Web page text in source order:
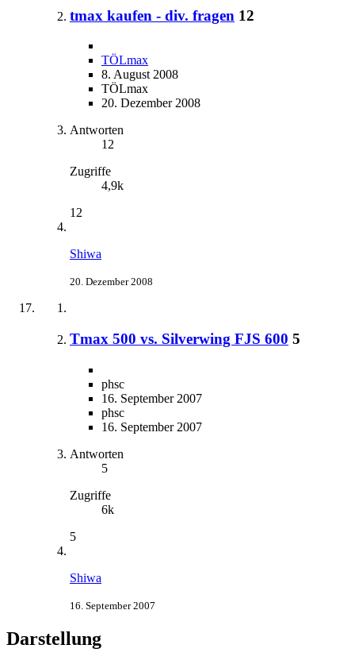
tmax kaufen - div. fragen 12
TÖLmax
8. August 2008
TÖLmax
20. Dezember 2008
Antworten
12
Zugriffe
4,9k
12
Shiwa
20. Dezember 2008
Tmax 500 vs. Silverwing FJS 600 5
phsc
16. September 2007
phsc
16. September 2007
Antworten
5
Zugriffe
6k
5
Shiwa
16. September 2007
Darstellung